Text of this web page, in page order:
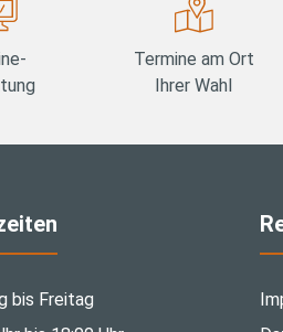
Termine am Ort
Ihrer Wahl
bis Freitag